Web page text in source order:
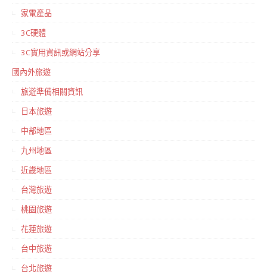
家電產品
3C硬體
3C實用資訊或網站分享
國內外旅遊
旅遊準備相關資訊
日本旅遊
中部地區
九州地區
近畿地區
台灣旅遊
桃園旅遊
花蓮旅遊
台中旅遊
台北旅遊